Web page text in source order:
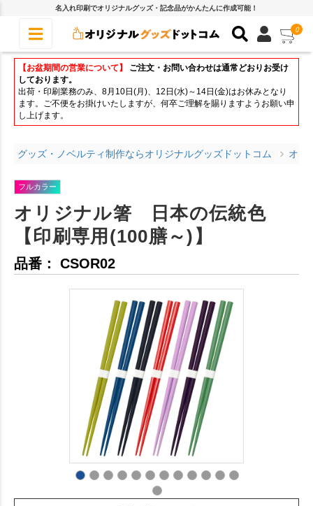
名入れ印刷でオリジナルグッズ・記念品がかんたんに作成可能！
0
【お盆期間の営業について】
ご注文・お問い合わせは通常どおりお受け
しております。
出荷・印刷業務のみ、8月10日(月)、12日(水)～14日(金)はお休みとなり
ます。ご不便をお掛けいたしますが、何卒ご理解を賜りますようお願い申
し上げます。
グッズ・ノベルティ制作ならオリジナルグッズドットコム オリ
フルカラー
オリジナル箸 日本の伝統色
【印刷専用(100膳～)】
品番： CSOR02